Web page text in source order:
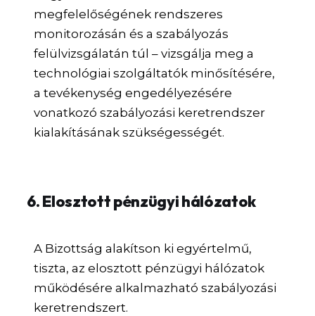
megfelelőségének rendszeres
monitorozásán és a szabályozás
felülvizsgálatán túl – vizsgálja meg a
technológiai szolgáltatók minősítésére,
a tevékenység engedélyezésére
vonatkozó szabályozási keretrendszer
kialakításának szükségességét.
6. Elosztott pénzügyi hálózatok
A Bizottság alakítson ki egyértelmű,
tiszta, az elosztott pénzügyi hálózatok
működésére alkalmazható szabályozási
keretrendszert.